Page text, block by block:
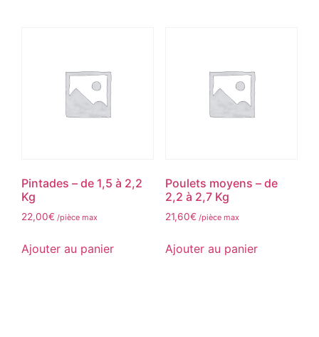
Pintades – de 1,5 à 2,2
Kg
22,00€ /pièce max
Ajouter au panier
Poulets moyens – de
2,2 à 2,7 Kg
21,60€ /pièce max
Ajouter au panier